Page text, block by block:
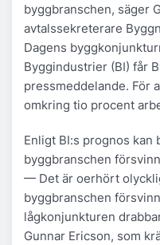
byggbranschen, säger
avtalssekreterare
Dagens
Byggindustrier (BI) får
pressmeddelande. För
omkring tio procent
Enligt BI:s prognos kan
byggbranschen
— Det är oerhört
byggbranschen
lågkonjunkturen
Gunnar Ericson, som